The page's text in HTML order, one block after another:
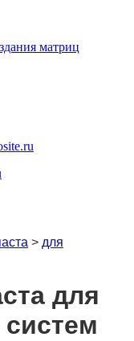
матриц
> для
для